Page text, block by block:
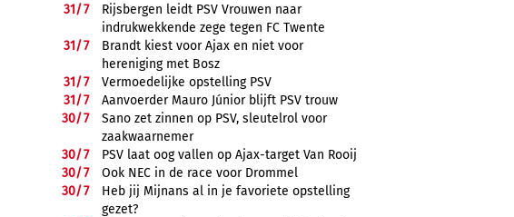
31/7
Rijsbergen leidt PSV Vrouwen naar
indrukwekkende zege tegen FC Twente
31/7
Brandt kiest voor Ajax en niet voor
hereniging met Bosz
31/7
Vermoedelijke opstelling PSV
31/7
Aanvoerder Mauro Júnior blijft PSV trouw
30/7
Sano zet zinnen op PSV, sleutelrol voor
zaakwaarnemer
30/7
PSV laat oog vallen op Ajax-target Van Rooij
30/7
Ook NEC in de race voor Drommel
30/7
Heb jij Mijnans al in je favoriete opstelling
gezet?